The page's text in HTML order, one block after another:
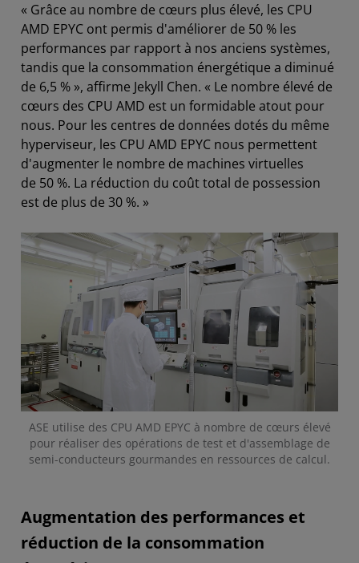
« Grâce au nombre de cœurs plus élevé, les CPU
AMD EPYC ont permis d'améliorer de 50 % les
performances par rapport à nos anciens systèmes,
tandis que la consommation énergétique a diminué
de 6,5 % », affirme Jekyll Chen. « Le nombre élevé de
cœurs des CPU AMD est un formidable atout pour
nous. Pour les centres de données dotés du même
hyperviseur, les CPU AMD EPYC nous permettent
d'augmenter le nombre de machines virtuelles
de 50 %. La réduction du coût total de possession
est de plus de 30 %. »
ASE utilise des CPU AMD EPYC à nombre de cœurs élevé
pour réaliser des opérations de test et d'assemblage de
semi-conducteurs gourmandes en ressources de calcul.
Augmentation des performances et
réduction de la consommation